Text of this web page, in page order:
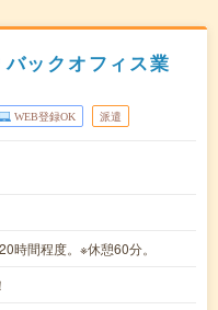
ックオフィス業
WEB登録OK 派遣
間程度。※休憩60分。